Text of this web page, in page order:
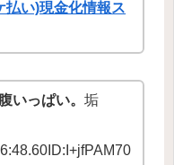
払い)現金化情報ス
いっぱい。垢